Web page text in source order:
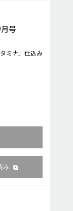
月号
ミナ」仕込み
み